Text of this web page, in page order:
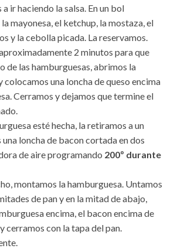
ir haciendo la salsa. En un bol
mayonesa, el ketchup, la mostaza, el
y la cebolla picada. La reservamos.
2 minutos para que
de las hamburguesas, abrimos la
colocamos una loncha de queso encima
Cerramos y dejamos que termine el
esté hecha, la retiramos a un
loncha de bacon cortada en dos
de aire programando 200º durante
montamos la hamburguesa. Untamos
de pan y en la mitad de abajo,
encima, el bacon encima de
cerramos con la tapa del pan.